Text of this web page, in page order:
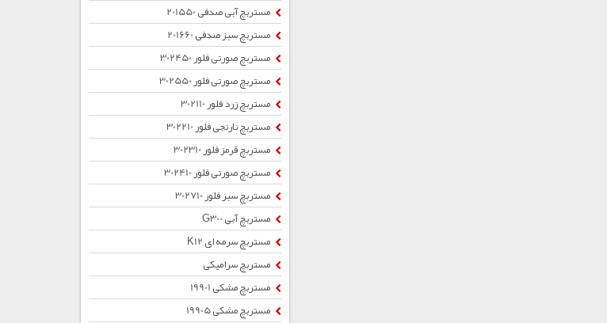
مستربچ آبی صدفی 201550
مستربچ سبز صدفی 201660
مستربچ صورتی فلور 302450
مستربچ صورتی فلور 302550
مستربچ زرد فلور 302110
مستربچ نارنجی فلور 302210
مستربچ قرمز فلور 302310
مستربچ صورتی فلور 302410
مستربچ سبز فلور 302710
مستربچ آبی G300
مستربچ سرمه ای K12
مستربچ سرامیکی
مستربچ مشکی 19901
مستربچ مشکی 19905